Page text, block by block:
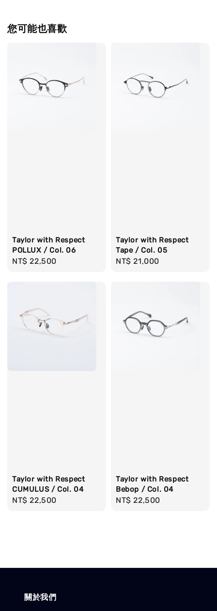
您可能也喜歡
Taylor with Respect
POLLUX / Col. 06
Regular
NT$ 22,500
Taylor with Respect
Tape / Col. 05
Regular
NT$ 21,000
Taylor with Respect
CUMULUS / Col. 04
Regular
NT$ 22,500
Taylor with Respect
Bebop / Col. 04
Regular
NT$ 22,500
關於我們